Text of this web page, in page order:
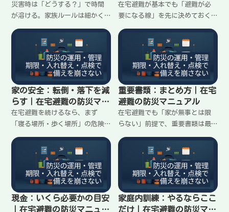
て迷わない
災害時は「どうする？」で時間
が溶ける。家族ルールは細かく
基準・役割の最低限を先に決め
ておくと迷いが減る。在宅避難
向けに現実的な決め方を整理し
ます。
アル
在宅避難が基本でも「避難が必
要になる線」を先に決めておく
集合場所（近い/遠い）と避難ル
ート（2本）を、ムリなく続けら
れる形で作る手順をまとめま
家の安全：転倒・落下を減
らす｜在宅避難の防災マニ
ュアル
在宅避難を続けるなら、まず
「寝る場所・歩く場所」の危険
倒、物の落下、ガラスの破片で
動けなくなるのを防ぐために、
今夜からできる順番と最低限の
対策をまとめます。
重要書類：まとめ方｜在宅
避難の防災マニュアル
在宅避難でも「家が無事とは限
らない」前提で、重要書類は最
です。全部を揃えるより、再発
行に時間がかかるものから優先
して、持ち出せる形にする手順
をまとめます。
現金：いくら必要かの目安
｜在宅避難の防災マニュア
家庭内訓練：やるならここ
だけ｜在宅避難の防災マニ